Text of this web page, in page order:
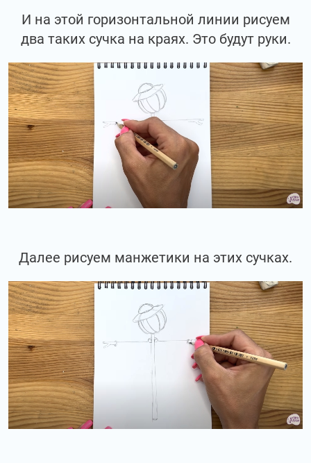
И на этой горизонтальной линии рисуем
два таких сучка на краях. Это будут руки.
Далее рисуем манжетики на этих сучках.